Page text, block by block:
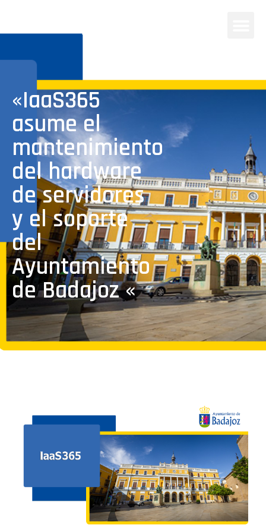
«IaaS365
asume el
mantenimiento
del hardware
de servidores
y el soporte
del
Ayuntamiento
de Badajoz «